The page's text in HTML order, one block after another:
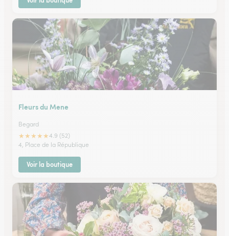
Fleurs du Mene
Begard
★★★★★4.9 (52)
4, Place de la République
Voir la boutique